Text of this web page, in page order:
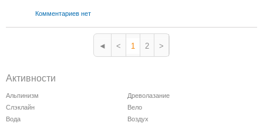
Комментариев нет
◄ < 1 2 >
Активности
Альпинизм
Древолазание
Слэклайн
Вело
Вода
Воздух